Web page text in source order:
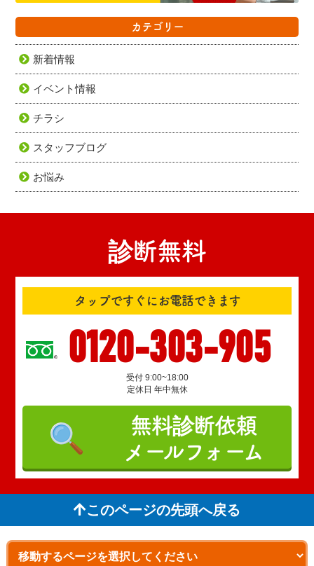
カテゴリー
新着情報
イベント情報
チラシ
スタッフブログ
お悩み
診断無料
タップですぐにお電話できます
0120-303-905
受付 9:00~18:00
定休日 年中無休
無料診断依頼
メールフォーム
このページの先頭へ戻る